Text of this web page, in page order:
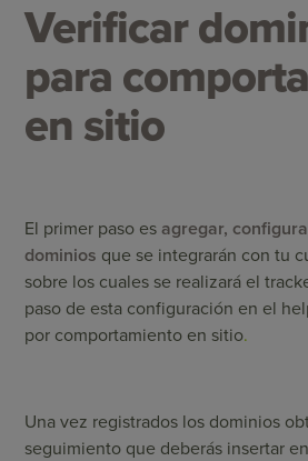
Verificar
para
en sitio
El primer paso esagregar,
dominios que se integrarán con tu
sobre los cuales se realizará el
paso de esta configuración en el
por comportamiento en sitio.
Una vez registrados los dominios
seguimiento que deberás insertar